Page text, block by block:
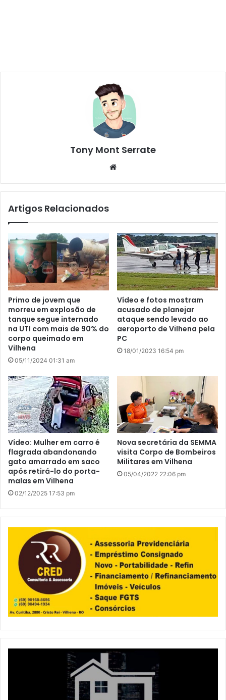
Tony Mont Serrate
te
Artigos Relacionados
Primo de jovem que
morreu em explosão de
tanque segue internado
na UTI com mais de 90% do
corpo queimado em
Vilhena
05/11/2024 01:31 am
Vídeo e fotos mostram
acusado de planejar
ataque sendo levado ao
aeroporto de Vilhena pela
PC
18/01/2023 16:54 pm
Vídeo: Mulher em carro é
flagrada abandonando
gato amarrado em saco
após retirá-lo do porta-
malas em Vilhena
02/12/2025 17:53 pm
Nova secretária da SEMMA
visita Corpo de Bombeiros
Militares em Vilhena
05/04/2022 22:06 pm